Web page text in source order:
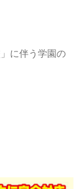
に伴う学園の